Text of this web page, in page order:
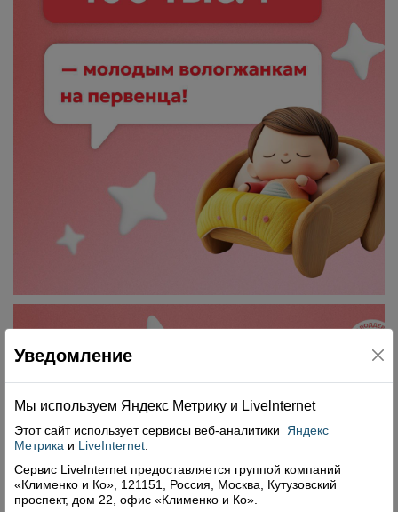
Уведомление
Мы используем Яндекс Метрику и Livelnternet
Этот сайт использует сервисы веб-аналитики
Яндекс
Метрика и LiveInternet
Сервис LiveInternet предоставляется группой компаний
«Клименко и Ко», 121151, Россия, Москва, Кутузовский
проспект, дом 22, офис «Клименко и Ко».